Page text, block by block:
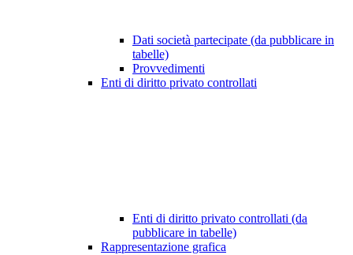
Dati società partecipate (da pubblicare in
tabelle)
Provvedimenti
Enti di diritto privato controllati
Enti di diritto privato controllati (da
pubblicare in tabelle)
Rappresentazione grafica